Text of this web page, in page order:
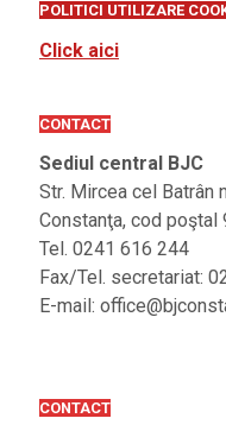
POLITICI UTILIZARE
Click aici
CONTACT
Sediul central BJC
Str. Mircea cel Batrân
Constanţa, cod poştal
Tel. 0241 616 244
Fax/Tel. secretariat:
E-mail:
CONTACT